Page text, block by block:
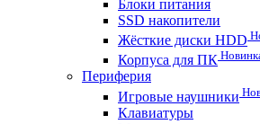
Блоки питания
SSD накопители
Жёсткие диски HDD
Корпуса для ПК
Периферия
Игровые наушники
Клавиатуры